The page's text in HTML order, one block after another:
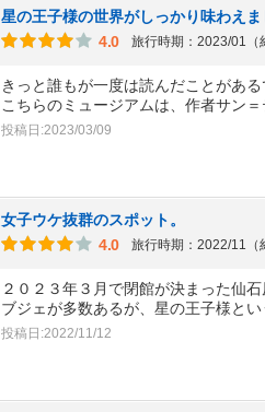
星の王子様の世界がしっかり味わえま
4.0
旅行時期：2023/01（
きっと誰もが一度は読んだことがある
こちらのミュージアムは、作者サン
投稿日:2023/03/09
女子ウケ抜群のスポット。
4.0
旅行時期：2022/11（
２０２３年３月で閉館が決まった仙
ブジェが多数あるが、星の王子様とい
投稿日:2022/11/12